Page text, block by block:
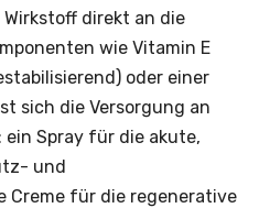
direkt an die
wie Vitamin E
oder einer
sich die Versorgung an
ein Spray für die akute,
und
Creme für die regenerative